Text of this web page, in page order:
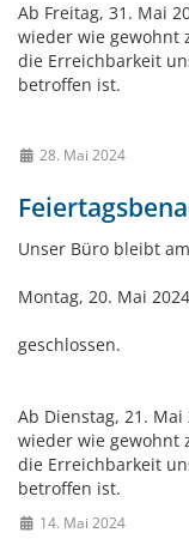
Ab Freitag, 31. Mai
wieder wie gewohnt
die Erreichbarkeit
betroffen ist.
28. Mai 2024
Unser Büro bleibt am
Montag, 20. Mai
geschlossen.
Ab Dienstag, 21.
wieder wie gewohnt
die Erreichbarkeit
betroffen ist.
14. Mai 2024